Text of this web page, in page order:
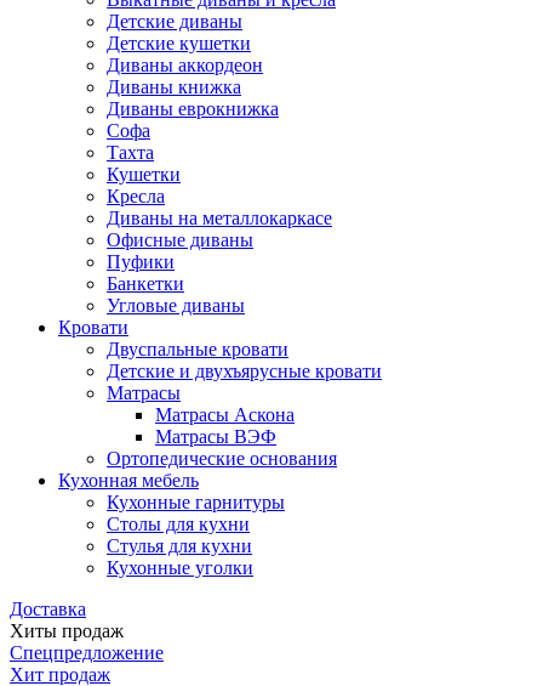
Детские диваны
Детские кушетки
Диваны аккордеон
Диваны книжка
Диваны еврокнижка
Софа
Тахта
Кушетки
Кресла
Диваны на металлокаркасе
Офисные диваны
Пуфики
Банкетки
Угловые диваны
Кровати
Двуспальные кровати
Детские и двухъярусные кровати
Матрасы
Матрасы Аскона
Матрасы ВЭФ
Ортопедические основания
Кухонная мебель
Кухонные гарнитуры
Столы для кухни
Стулья для кухни
Кухонные уголки
Доставка
Хиты продаж
Спецпредложение
Хит продаж